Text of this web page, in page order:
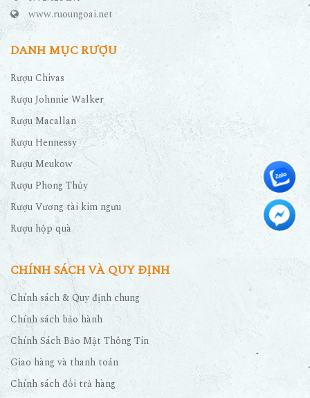
www.ruoungoai.net
DANH MỤC RƯỢU
Rượu Chivas
Rượu Johnnie Walker
Rượu Macallan
Rượu Hennessy
Rượu Meukow
Rượu Phong Thủy
Rượu Vương tài kim ngưu
Rượu hộp quà
CHÍNH SÁCH VÀ QUY ĐỊNH
Chính sách & Quy định chung
Chính sách bảo hành
Chính Sách Bảo Mật Thông Tin
Giao hàng và thanh toán
Chính sách đổi trả hàng